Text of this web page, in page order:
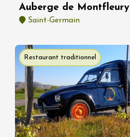
Auberge de Montfleury
Saint-Germain
Restaurant traditionnel